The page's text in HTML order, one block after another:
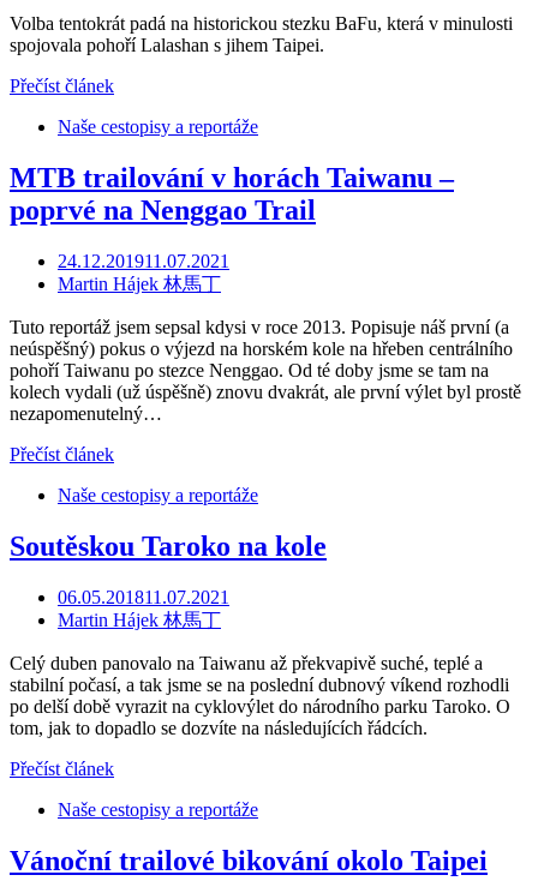
Volba tentokrát padá na historickou stezku BaFu, která v minulosti
spojovala pohoří Lalashan s jihem Taipei.
Přečíst článek
Naše cestopisy a reportáže
MTB trailování v horách Taiwanu –
poprvé na Nenggao Trail
24.12.201911.07.2021
Martin Hájek 林馬丁
Tuto reportáž jsem sepsal kdysi v roce 2013. Popisuje náš první (a
neúspěšný) pokus o výjezd na horském kole na hřeben centrálního
pohoří Taiwanu po stezce Nenggao. Od té doby jsme se tam na
kolech vydali (už úspěšně) znovu dvakrát, ale první výlet byl prostě
nezapomenutelný…
Přečíst článek
Naše cestopisy a reportáže
Soutěskou Taroko na kole
06.05.201811.07.2021
Martin Hájek 林馬丁
Celý duben panovalo na Taiwanu až překvapivě suché, teplé a
stabilní počasí, a tak jsme se na poslední dubnový víkend rozhodli
po delší době vyrazit na cyklovýlet do národního parku Taroko. O
tom, jak to dopadlo se dozvíte na následujících řádcích.
Přečíst článek
Naše cestopisy a reportáže
Vánoční trailové bikování okolo Taipei